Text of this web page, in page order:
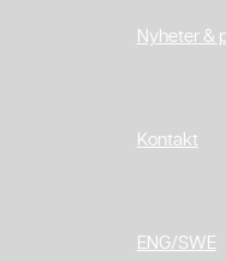
Nyheter &
Kontakt
ENG/SWE